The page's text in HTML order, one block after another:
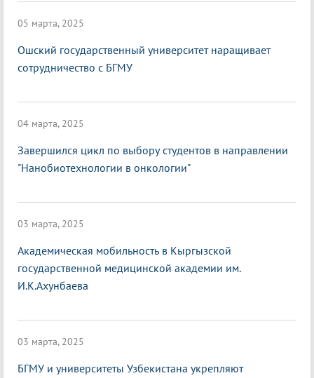
05 марта, 2025
Ошский государственный университет наращивает
сотрудничество с БГМУ
04 марта, 2025
Завершился цикл по выбору студентов в направлении
"Нанобиотехнологии в онкологии"
03 марта, 2025
Академическая мобильность в Кыргызской
государственной медицинской академии им.
И.К.Ахунбаева
03 марта, 2025
БГМУ и университеты Узбекистана укрепляют